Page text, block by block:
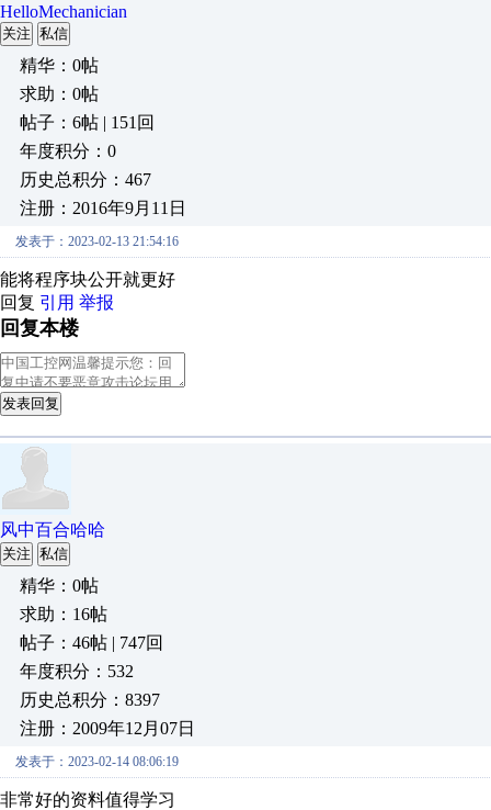
HelloMechanician
关注 私信
精华：0帖
求助：0帖
帖子：6帖 | 151回
年度积分：0
历史总积分：467
注册：2016年9月11日
发表于：2023-02-13 21:54:16
能将程序块公开就更好
回复 引用 举报
回复本楼
发表回复
风中百合哈哈
关注 私信
精华：0帖
求助：16帖
帖子：46帖 | 747回
年度积分：532
历史总积分：8397
注册：2009年12月07日
发表于：2023-02-14 08:06:19
非常好的资料值得学习